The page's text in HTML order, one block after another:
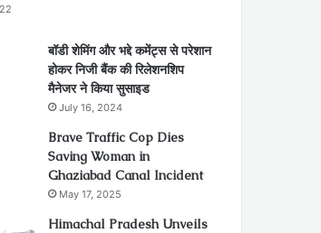
बॉडी शेमिंग और भद्दे कमेंट्स से परेशान
होकर निजी बैंक की रिलेशनशिप
मैनेजर ने किया सुसाइड
July 16, 2024
Brave Traffic Cop Dies
Saving Woman in
Ghaziabad Canal Incident
May 17, 2025
Himachal Pradesh Unveils